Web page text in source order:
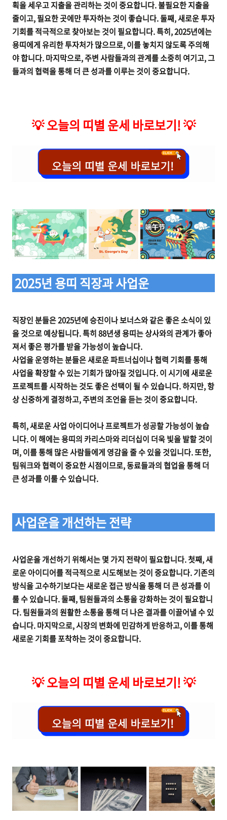
획을 세우고 지출을 관리하는 것이 중요합니다. 불필요한 지출을
줄이고, 필요한 곳에만 투자하는 것이 좋습니다. 둘째, 새로운 투자
기회를 적극적으로 찾아보는 것이 필요합니다. 특히, 2025년에는
용띠에게 유리한 투자처가 많으므로, 이를 놓치지 않도록 주의해
야 합니다. 마지막으로, 주변 사람들과의 관계를 소중히 여기고, 그
들과의 협력을 통해 더 큰 성과를 이루는 것이 중요합니다.
💡오늘의 띠별 운세 바로보기!💡
2025년 용띠 직장과 사업운
직장인 분들은 2025년에 승진이나 보너스와 같은 좋은 소식이 있
을 것으로 예상됩니다. 특히 88년생 용띠는 상사와의 관계가 좋아
져서 좋은 평가를 받을 가능성이 높습니다.
사업을 운영하는 분들은 새로운 파트너십이나 협력 기회를 통해
사업을 확장할 수 있는 기회가 많아질 것입니다. 이 시기에 새로운
프로젝트를 시작하는 것도 좋은 선택이 될 수 있습니다. 하지만, 항
상 신중하게 결정하고, 주변의 조언을 듣는 것이 중요합니다.
특히, 새로운 사업 아이디어나 프로젝트가 성공할 가능성이 높습
니다. 이 해에는 용띠의 카리스마와 리더십이 더욱 빛을 발할 것이
며, 이를 통해 많은 사람들에게 영감을 줄 수 있을 것입니다. 또한,
팀워크와 협력이 중요한 시점이므로, 동료들과의 협업을 통해 더
큰 성과를 이룰 수 있습니다.
사업운을 개선하는 전략
사업운을 개선하기 위해서는 몇 가지 전략이 필요합니다. 첫째, 새
로운 아이디어를 적극적으로 시도해보는 것이 중요합니다. 기존의
방식을 고수하기보다는 새로운 접근 방식을 통해 더 큰 성과를 이
룰 수 있습니다. 둘째, 팀원들과의 소통을 강화하는 것이 필요합니
다. 팀원들과의 원활한 소통을 통해 더 나은 결과를 이끌어낼 수 있
습니다. 마지막으로, 시장의 변화에 민감하게 반응하고, 이를 통해
새로운 기회를 포착하는 것이 중요합니다.
💡오늘의 띠별 운세 바로보기!💡